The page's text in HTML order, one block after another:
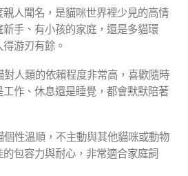
人聞名，是貓咪世界裡少見的高情
手、有小孩的家庭，還是多貓環
游刃有餘。
對人類的依賴程度非常高，喜歡隨時
作、休息還是睡覺，都會默默陪著
個性溫順，不主動與其他貓咪或動物
包容力與耐心，非常適合家庭飼